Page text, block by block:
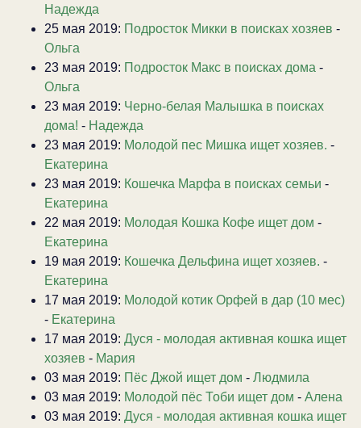
Надежда
25 мая 2019: Подросток Микки в поисках хозяев -
Ольга
23 мая 2019: Подросток Макс в поисках дома -
Ольга
23 мая 2019: Черно-белая Малышка в поисках
дома! - Надежда
23 мая 2019: Молодой пес Мишка ищет хозяев. -
Екатерина
23 мая 2019: Кошечка Марфа в поисках семьи -
Екатерина
22 мая 2019: Молодая Кошка Кофе ищет дом -
Екатерина
19 мая 2019: Кошечка Дельфина ищет хозяев. -
Екатерина
17 мая 2019: Молодой котик Орфей в дар (10 мес)
- Екатерина
17 мая 2019: Дуся - молодая активная кошка ищет
хозяев - Мария
03 мая 2019: Пёс Джой ищет дом - Людмила
03 мая 2019: Молодой пёс Тоби ищет дом - Алена
03 мая 2019: Дуся - молодая активная кошка ищет